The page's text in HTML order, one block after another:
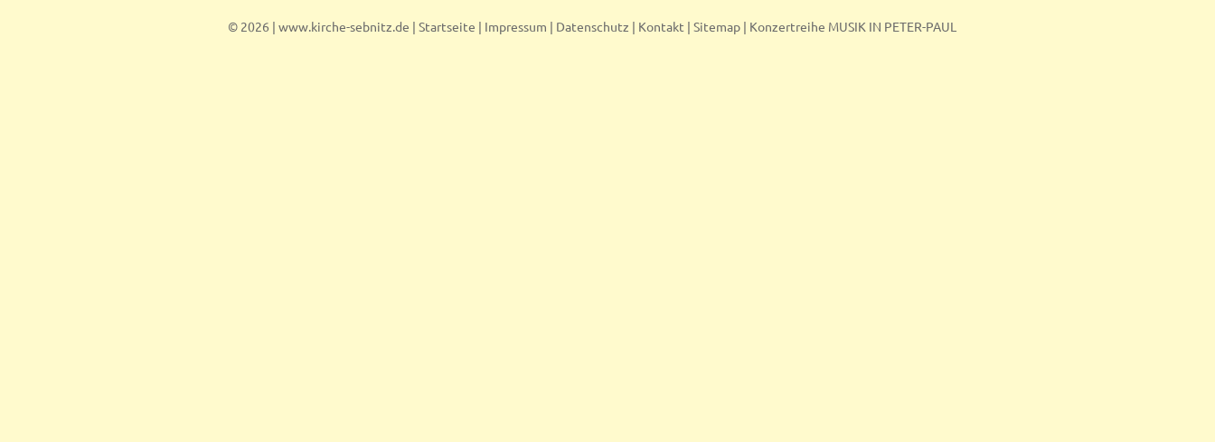
© 2026 | www.kirche-sebnitz.de | Startseite | Impressum | Datenschutz | Kontakt | Sitemap | Konzertreihe MUSIK IN PETER-PAUL